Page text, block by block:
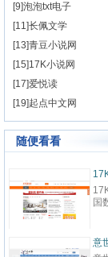
[9]泡泡txt电子
[11]长佩文学
[13]青豆小说网
[15]17K小说网
[17]爱悦读
[19]起点中文网
随便看看
九阅小说
九阅小说
站,提供
越重生、
强、免
快更新,页
晋江文学